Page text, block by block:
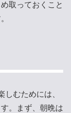
取っておくこと
むためには、
。まず、朝晩は